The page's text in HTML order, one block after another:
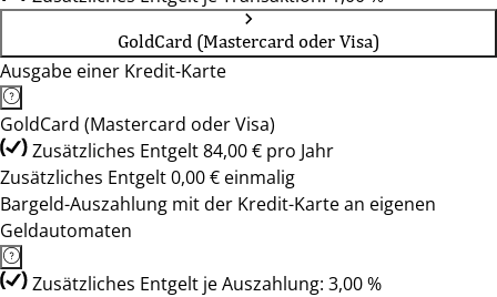
GoldCard (Mastercard oder Visa)
Ausgabe einer Kredit-Karte
GoldCard (Mastercard oder Visa)
Zusätzliches Entgelt 84,00 € pro Jahr
Zusätzliches Entgelt 0,00 € einmalig
Bargeld-Auszahlung mit der Kredit-Karte an eigenen
Geldautomaten
Zusätzliches Entgelt je Auszahlung: 3,00 %